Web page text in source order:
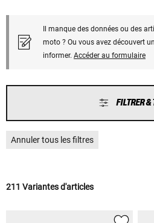
Il manque des données ou des
moto ? Ou vous avez découvert
informer. Accéder au formulaire
FILTRER &
Annuler tous les filtres
211 Variantes d'articles